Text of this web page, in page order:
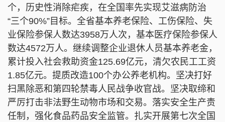
个，历史性消除疟疾，在全国率先实现艾滋病防治
“三个90%”目标。全省基本养老保险、工伤保险、失
业保险参保人数达3958万人次，基本医疗保险参保人
数达4572万人。继续调整企业退休人员基本养老金，
累计投入社会救助资金125.69亿元，清欠农民工工资
1.85亿元。提质改造100个办公养老机构。坚决打好
扫黑除恶和第四轮禁毒人民战争收官战。坚决取缔和
严厉打击非法野生动物市场和交易。落实安全生产责
任制，强化食品药品安全监管。扎实开展第七次全国